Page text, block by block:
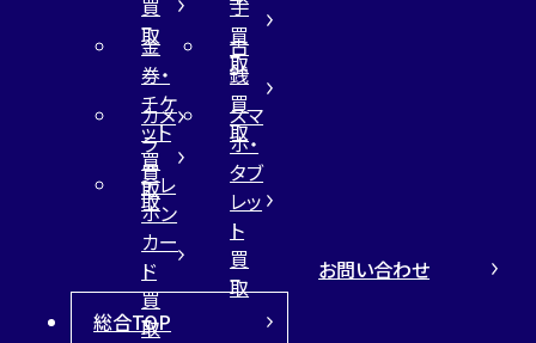
取
買
取
金
券・
チケ
ット
買
取
古
銭
買
取
カメ
ラ
買
取
スマ
ホ・
タブ
レッ
ト
買
取
テレ
ホン
カー
ド
買
取
総合TOP
お問い合わせ